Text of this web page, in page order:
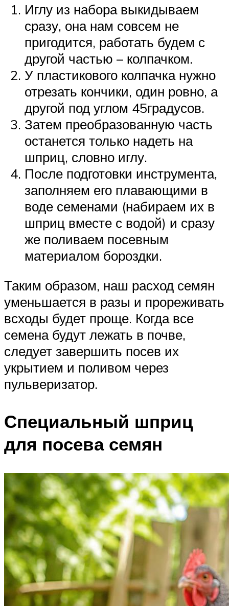
Иглу из набора выкидываем
сразу, она нам совсем не
пригодится, работать будем с
другой частью – колпачком.
У пластикового колпачка нужно
отрезать кончики, один ровно, а
другой под углом 45градусов.
Затем преобразованную часть
останется только надеть на
шприц, словно иглу.
После подготовки инструмента,
заполняем его плавающими в
воде семенами (набираем их в
шприц вместе с водой) и сразу
же поливаем посевным
материалом бороздки.
Таким образом, наш расход семян
уменьшается в разы и прореживать
всходы будет проще. Когда все
семена будут лежать в почве,
следует завершить посев их
укрытием и поливом через
пульверизатор.
Специальный шприц
для посева семян